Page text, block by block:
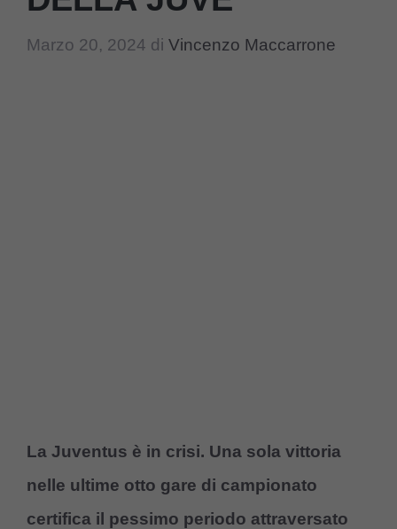
Marzo 20, 2024 di Vincenzo Maccarrone
La Juventus è in crisi. Una sola vittoria
nelle ultime otto gare di campionato
certifica il pessimo periodo attraversato